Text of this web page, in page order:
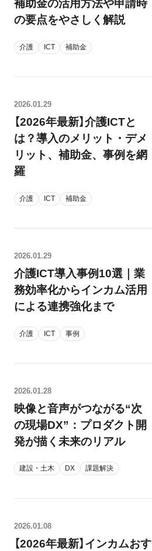
補助金の活用方法や申請時
の要点をやさしく解説
介護 ICT 補助金
2026.01.29
【2026年最新】介護ICTと
は？導入のメリット・デメ
リット、補助金、事例を網
羅
介護 ICT 補助金
2026.01.29
介護ICT導入事例10選｜業
務効率化からインカム活用
による連携強化まで
介護 ICT 事例
2026.01.28
映像と音声がつながる“次
の現場DX”：プロダクト開
発が描く未来のリアル
建設・土木 DX 課題解決
2026.01.08
【2026年最新】インカムおす